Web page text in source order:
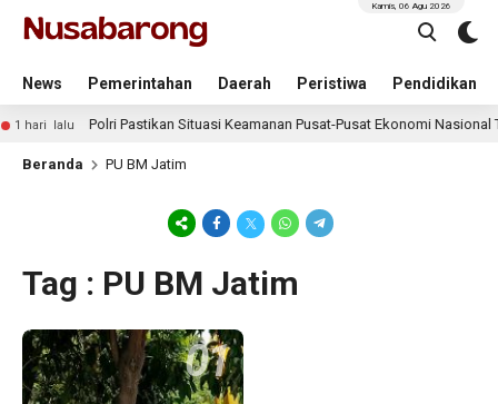
News Pemerintahan Daerah Peristiwa Pendidikan
Kamis, 06 Agu 2026
1 hari lalu Polri Pastikan Situasi Keamanan Pusat-Pusat Ekonomi Nasional
Beranda PU BM Jatim
Tag : PU BM Jatim